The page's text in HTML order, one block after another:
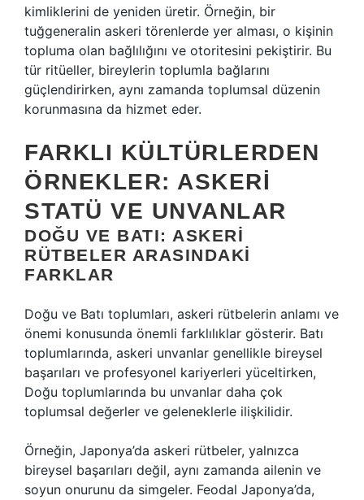
kimliklerini de yeniden üretir. Örneğin, bir
tuğgeneralin askeri törenlerde yer alması, o kişinin
topluma olan bağlılığını ve otoritesini pekiştirir. Bu
tür ritüeller, bireylerin toplumla bağlarını
güçlendirirken, aynı zamanda toplumsal düzenin
korunmasına da hizmet eder.
FARKLI KÜLTÜRLERDEN
ÖRNEKLER: ASKERI
STATÜ VE UNVANLAR
DOĞU VE BATI: ASKERI
RÜTBELER ARASINDAKI
FARKLAR
Doğu ve Batı toplumları, askeri rütbelerin anlamı ve
önemi konusunda önemli farklılıklar gösterir. Batı
toplumlarında, askeri unvanlar genellikle bireysel
başarıları ve profesyonel kariyerleri yüceltirken,
Doğu toplumlarında bu unvanlar daha çok
toplumsal değerler ve geleneklerle ilişkilidir.
Örneğin, Japonya’da askeri rütbeler, yalnızca
bireysel başarıları değil, aynı zamanda ailenin ve
soyun onurunu da simgeler. Feodal Japonya’da,